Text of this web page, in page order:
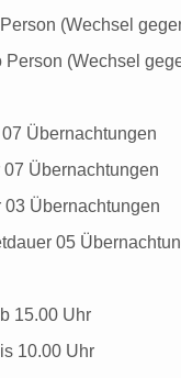
gegen
gegen
05
Uhr
Uhr